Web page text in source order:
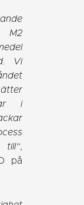
M2
Vi
i
till”
på